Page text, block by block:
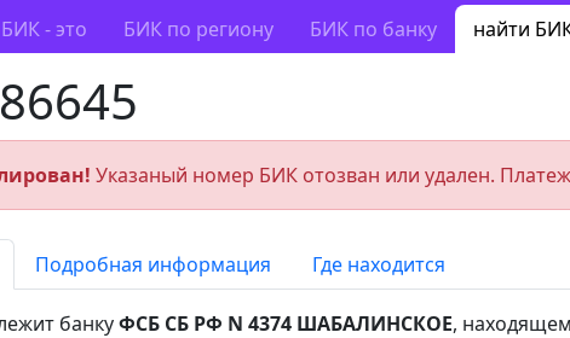
БИК - это БИК по региону БИК по банку найти
Указаный номер БИК отозван или удален.
Подробная информация Где находится
банкуФСБ СБ РФ N 4374 ШАБАЛИНСКОЕ,